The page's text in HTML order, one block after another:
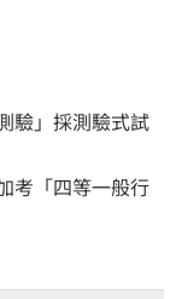
驗」採測驗式試
考「四等一般行